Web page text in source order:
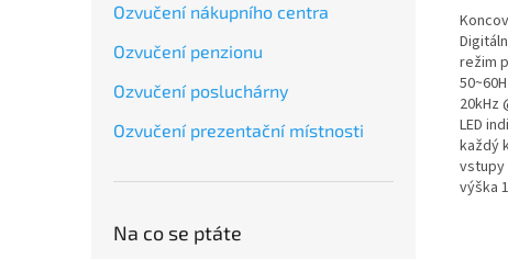
Ozvučení nákupního centra
Ozvučení penzionu
Ozvučení posluchárny
Ozvučení prezentační místnosti
Na co se ptáte
režim
20kHz
LED
každý
vstupy
výška